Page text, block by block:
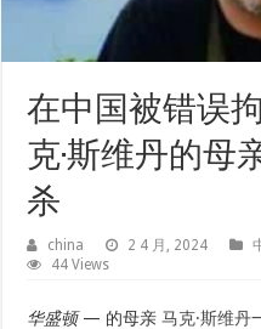
在中国被错误
克·斯维丹的母
杀
china 2 4 月, 2024
44 Views
华盛顿— 的母亲马克·斯维丹